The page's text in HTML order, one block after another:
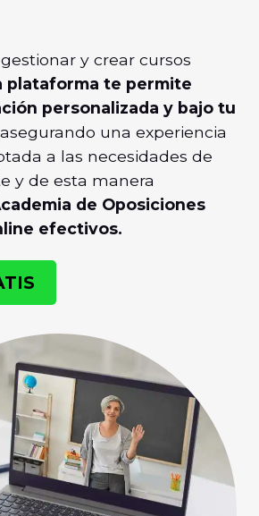
y crear cursos
plataforma te permite
personalizada y bajo tu
asegurando una experiencia
a las necesidades de
y de esta manera
de Oposiciones
efectivos.